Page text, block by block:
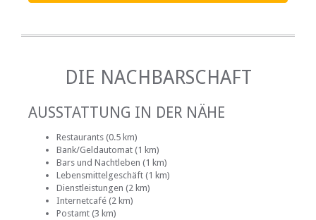
DIE NACHBARSCHAFT
AUSSTATTUNG IN DER NÄHE
Restaurants (0.5 km)
Bank/Geldautomat (1 km)
Bars und Nachtleben (1 km)
Lebensmittelgeschäft (1 km)
Dienstleistungen (2 km)
Internetcafé (2 km)
Postamt (3 km)